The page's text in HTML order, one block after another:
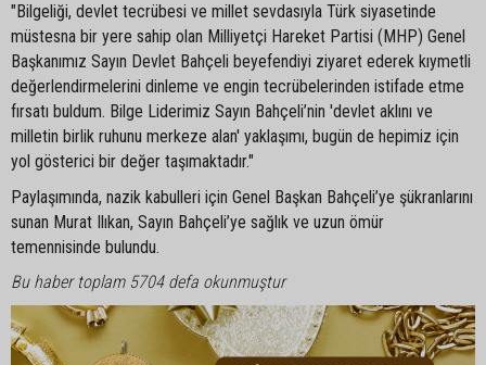
"Bilgeliği, devlet tecrübesi ve millet sevdasıyla Türk siyasetinde
müstesna bir yere sahip olan Milliyetçi Hareket Partisi (MHP) Genel
Başkanımız Sayın Devlet Bahçeli beyefendiyi ziyaret ederek kıymetli
değerlendirmelerini dinleme ve engin tecrübelerinden istifade etme
fırsatı buldum. Bilge Liderimiz Sayın Bahçeli’nin 'devlet aklını ve
milletin birlik ruhunu merkeze alan' yaklaşımı, bugün de hepimiz için
yol gösterici bir değer taşımaktadır."
Paylaşımında, nazik kabulleri için Genel Başkan Bahçeli’ye şükranlarını
sunan Murat Ilıkan, Sayın Bahçeli’ye sağlık ve uzun ömür
temennisinde bulundu.
Bu haber toplam 5704 defa okunmuştur